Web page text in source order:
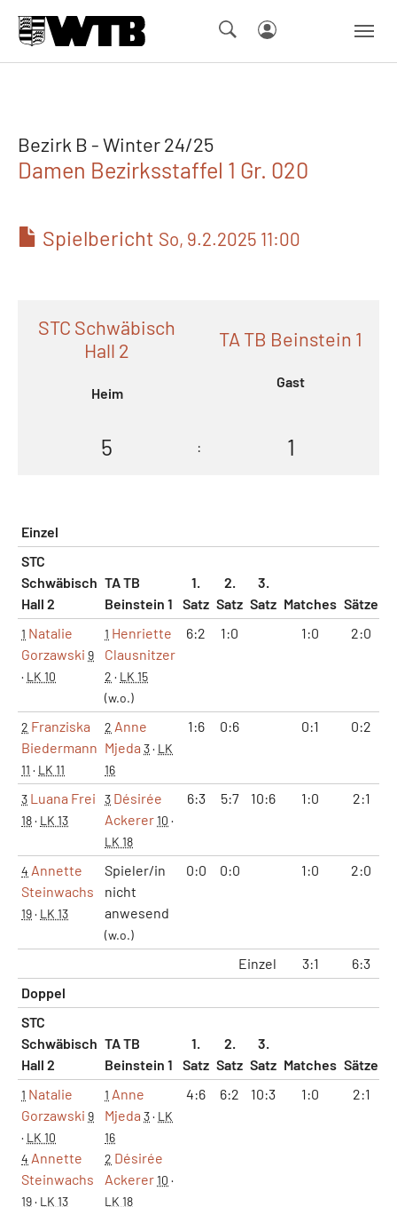
Bezirk B - Winter 24/25
Damen Bezirksstaffel 1 Gr. 020
Spielbericht So, 9.2.2025 11:00
STC Schwäbisch
Hall 2
Heim
TA TB Beinstein 1
Gast
5 : 1
Einzel
STC
Schwäbisch
Hall 2
TA TB
Beinstein 1
1.
Satz
2.
Satz
3.
Satz Matches Sätze
1 Natalie
Gorzawski 9
· LK 10
1 Henriette
Clausnitzer
2 · LK 15
(w.o.)
6:2 1:0 1:0 2:0
2 Franziska
Biedermann
11 · LK 11
2 Anne
Mjeda 3· LK
16
1:6 0:6 0:1 0:2
3 Luana Frei
18· LK 13
3 Désirée
Ackerer10 ·
LK 18
6:3 5:7 10:6 1:0 2:1
4 Annette
Steinwachs
19· LK 13
Spieler/in
nicht
anwesend
(w.o.)
0:0 0:0 1:0 2:0
Einzel 3:1 6:3
Doppel
STC
Schwäbisch
Hall 2
TA TB
Beinstein 1
1.
Satz
2.
Satz
3.
Satz Matches Sätze
1 Natalie
Gorzawski 9
· LK 10
4 Annette
Steinwachs
19· LK 13
1 Anne
Mjeda 3· LK
16
2 Désirée
Ackerer10 ·
LK 18
4:6 6:2 10:3 1:0 2:1